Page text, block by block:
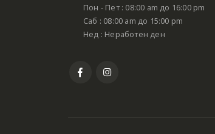
Пон - Пет : 08:00 am до 16:00 pm
Саб : 08:00 am до 15:00 pm
Нед : Неработен ден